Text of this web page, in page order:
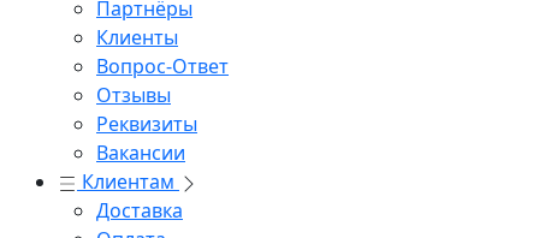
Партнёры
Клиенты
Вопрос-Ответ
Отзывы
Реквизиты
Вакансии
Клиентам
Доставка